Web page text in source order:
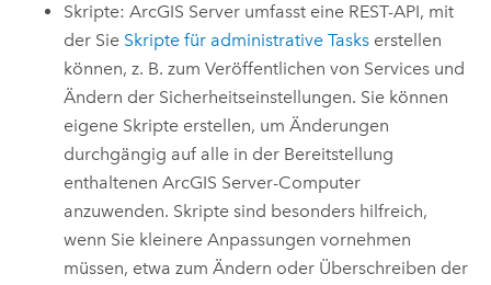
Skripte:ArcGIS Server umfasst eine REST-API, mit
der Sie Skripte für administrative Tasks erstellen
können, z. B. zum Veröffentlichen von Services und
Ändern der Sicherheitseinstellungen. Sie können
eigene Skripte erstellen, um Änderungen
durchgängig auf alle in der Bereitstellung
enthaltenenArcGIS Server-Computer
anzuwenden. Skripte sind besonders hilfreich,
wenn Sie kleinere Anpassungen vornehmen
müssen, etwa zum Ändern oder Überschreiben der